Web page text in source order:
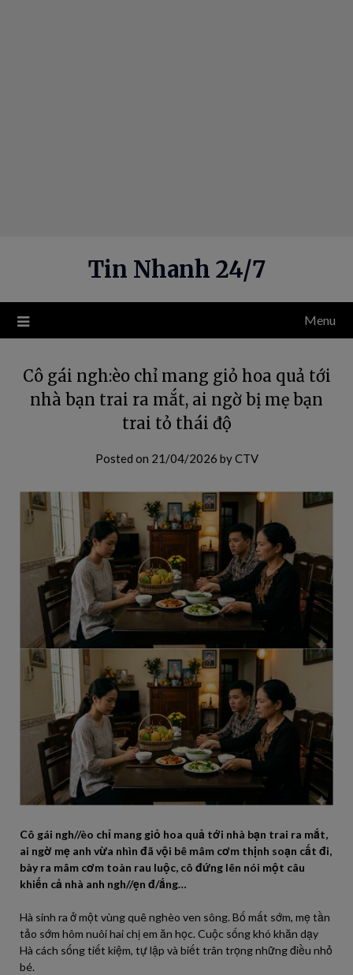
Tin Nhanh 24/7
Menu
Cô gái ngh:èo chỉ mang giỏ hoa quả tới
nhà bạn trai ra mắt, ai ngờ bị mẹ bạn
trai tỏ thái độ
Posted on 21/04/2026 byCTV
Cô gái ngh//èo chỉ mang giỏ hoa quả tới nhà bạn trai ra mắt,
ai ngờ mẹ anh vừa nhìn đã vội bê mâm cơm thịnh soạn cất đi,
bày ra mâm cơm toàn rau luộc, cô đứng lên nói một câu
khiến cả nhà anh ngh//ẹn đ/ắng…
Hà sinh ra ở một vùng quê nghèo ven sông. Bố mất sớm, mẹ tần
tảo sớm hôm nuôi hai chị em ăn học. Cuộc sống khó khăn dạy
Hà cách sống tiết kiệm, tự lập và biết trân trọng những điều nhỏ
bé.